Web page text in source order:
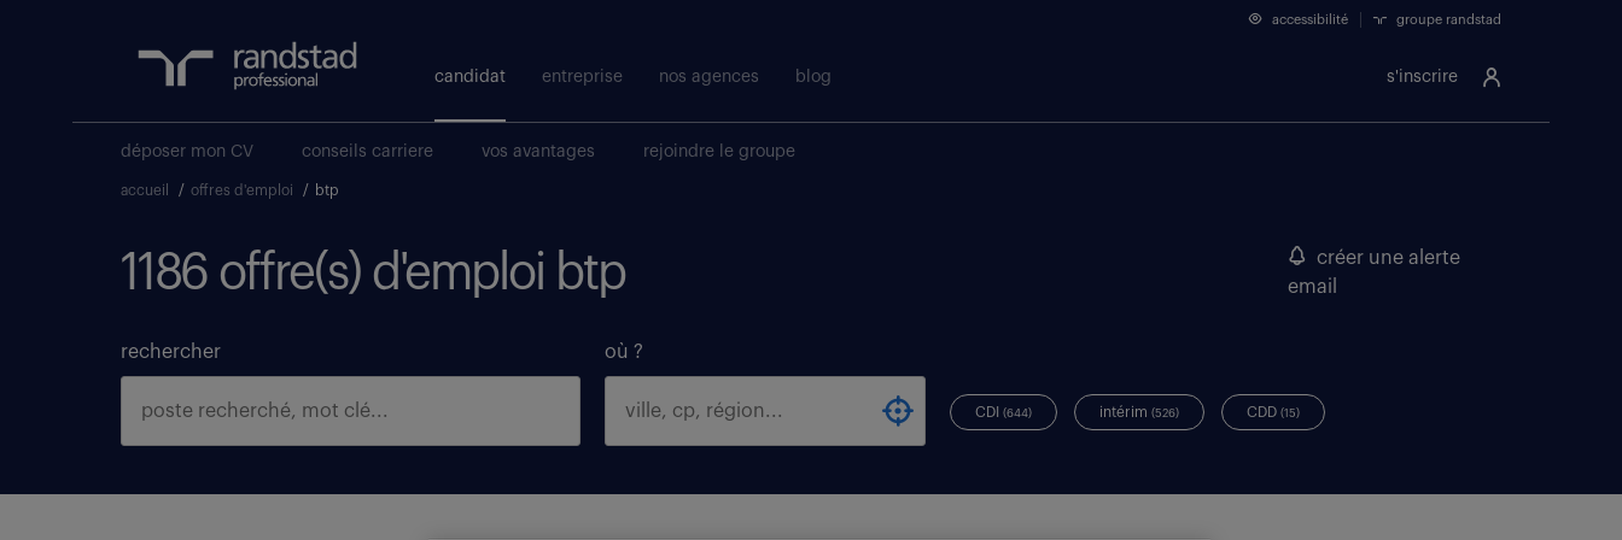
s'inscrire
accessibilité groupe randstad
candidat entreprise nos agences blog
déposer mon CV conseils carriere vos avantages rejoindre le groupe
accueil / offres d'emploi / btp
1186 offre(s) d'emploi btp
créer une alerte
email
rechercher où ?
CDI(644) intérim(526) CDD(15)